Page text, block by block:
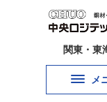
関東・東
メ